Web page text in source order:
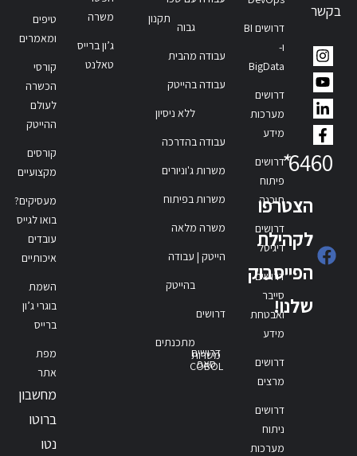
בקשר
6460
*
הצטרפו
לקהילת
הפייסבוק
שלנו!
דרושים BI
ו-
BigData
דרושים
מערכות
מידע
דרושים
פיתוח
תוכנה
דרושים
דיגיטל
דרושים
סייבר
ואבטחת
מידע
דרושים
מרצים
דרושים
ניתוח
מערכות
גבוה
עבודה מהבית
עבודה בהייטק
ללא ניסיון
עבודה בהדרכה
משרות ג'וניורים
משרות בפיתוח
משרה מלאה
הייטק | עבודה
בהייטק
דרושים
מתכנתים
דרושים
סאפ
משרות
COBOL
תקנון
משרה
ג’ון ברייס
טאלנט
טיפים
ומאמרים
קורסי
הכשרה
לעולם
ההייטק
קורסים
מקצועיים
מעסיקים?
בואו לגייס
עובדים
איכותיים
השמת
בוגרי ג’ון
ברייס
מפת
אתר
מחשבון
ברוטו
נטו